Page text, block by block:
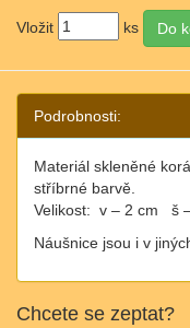
Vložit ks
Podrobnosti:
Materiál skleněné
stříbrné barvě.
Velikost: v – 2 cm š
Náušnice jsou i v
Chcete se zeptat?